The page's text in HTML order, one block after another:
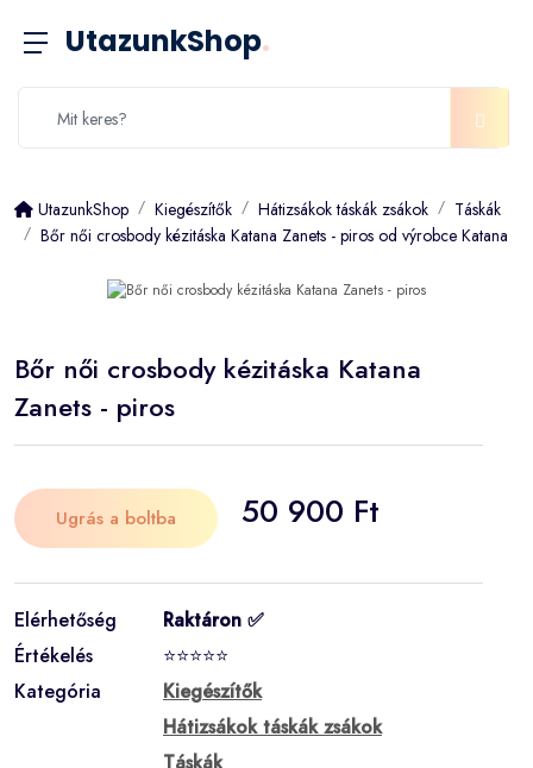
UtazunkShop.
UtazunkShop Kiegészítők Hátizsákok táskák zsákok
Táskák
Bőr női crosbody kézitáska Katana Zanets - piros od výrobce Katana
Bőr női crosbody kézitáska Katana
Zanets - piros
Ugrás a boltba 50 900 Ft
Elérhetőség
Raktáron ✅
Értékelés
⭐⭐⭐⭐⭐
Kategória
Kiegészítők
Hátizsákok táskák zsákok
Táskák